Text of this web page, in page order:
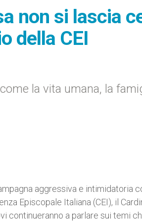
non si lascia
della CEI
la vita umana, la
aggressiva e intimidatoria
Episcopale Italiana (CEI), il
continueranno a parlare sui temi